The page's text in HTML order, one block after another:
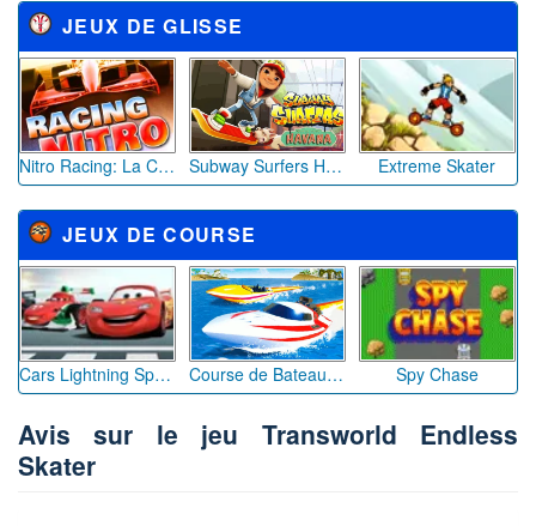
JEUX DE GLISSE
Nitro Racing: La Course Ultime de Vitesse Subway Surfers Havana Extreme Skater
JEUX DE COURSE
Cars Lightning Speed Course de Bateaux Extrême Spy Chase
Avis sur le jeu Transworld Endless
Skater